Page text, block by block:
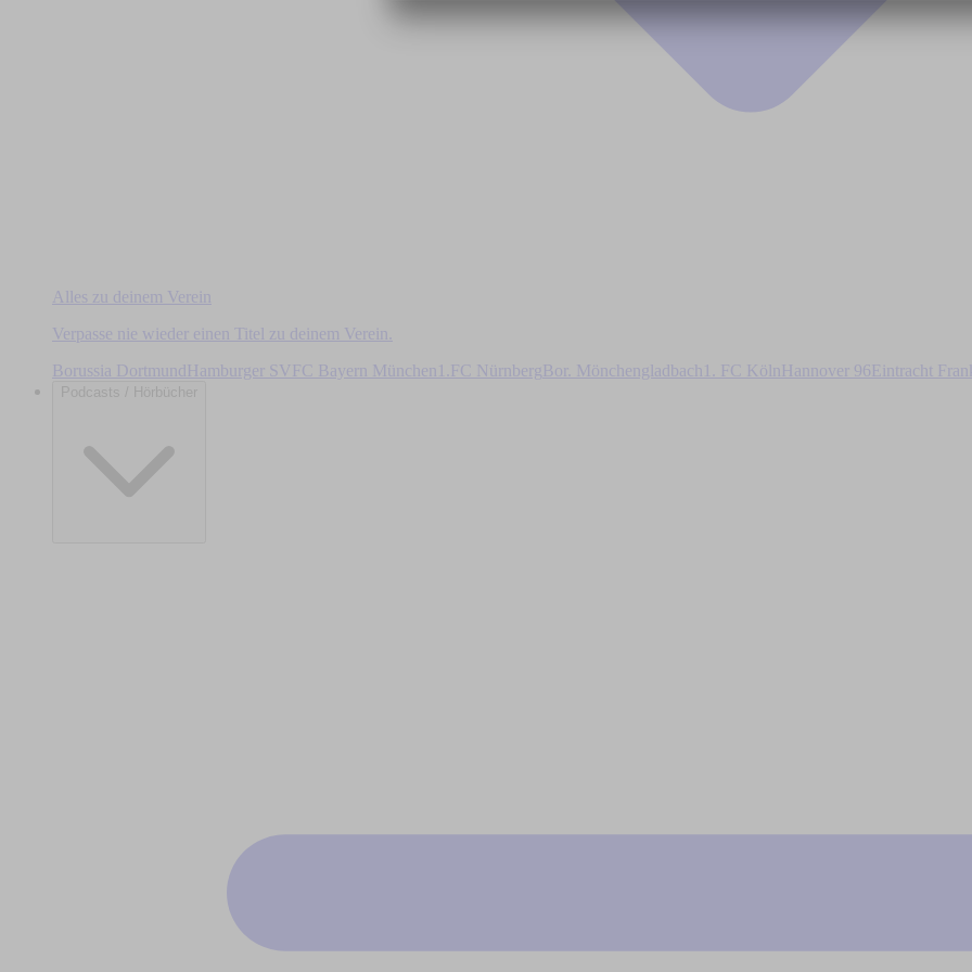
Alles zu deinem Verein
Verpasse nie wieder einen Titel zu deinem Verein.
Borussia DortmundHamburger SV FC Bayern München 1.FC Nürnberg Bor. Mönchengladbach 1. FC Köln Hannover 96Eintracht
Podcasts / Hörbücher